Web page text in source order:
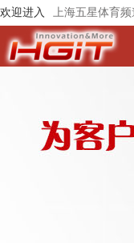
欢迎进入 上海五星体育